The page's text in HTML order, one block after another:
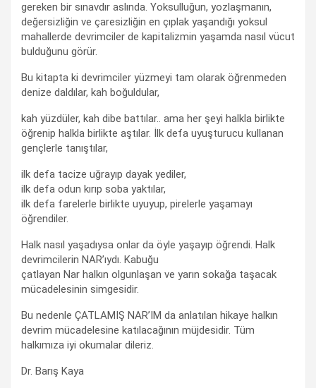
gereken bir sınavdır aslında. Yoksulluğun, yozlaşmanın,
değersizliğin ve çaresizliğin en çıplak yaşandığı yoksul
mahallerde devrimciler de kapitalizmin yaşamda nasıl vücut
bulduğunu görür.
Bu kitapta ki devrimciler yüzmeyi tam olarak öğrenmeden
denize daldılar, kah boğuldular,
kah yüzdüler, kah dibe battılar.. ama her şeyi halkla birlikte
öğrenip halkla birlikte aştılar. İlk defa uyuşturucu kullanan
gençlerle tanıştılar,
ilk defa tacize uğrayıp dayak yediler,
ilk defa odun kırıp soba yaktılar,
ilk defa farelerle birlikte uyuyup, pirelerle yaşamayı
öğrendiler.
Halk nasıl yaşadıysa onlar da öyle yaşayıp öğrendi. Halk
devrimcilerin NAR’ıydı. Kabuğu
çatlayan Nar halkın olgunlaşan ve yarın sokağa taşacak
mücadelesinin simgesidir.
Bu nedenle ÇATLAMIŞ NAR’IM da anlatılan hikaye halkın
devrim mücadelesine katılacağının müjdesidir. Tüm
halkımıza iyi okumalar dileriz.
Dr. Barış Kaya